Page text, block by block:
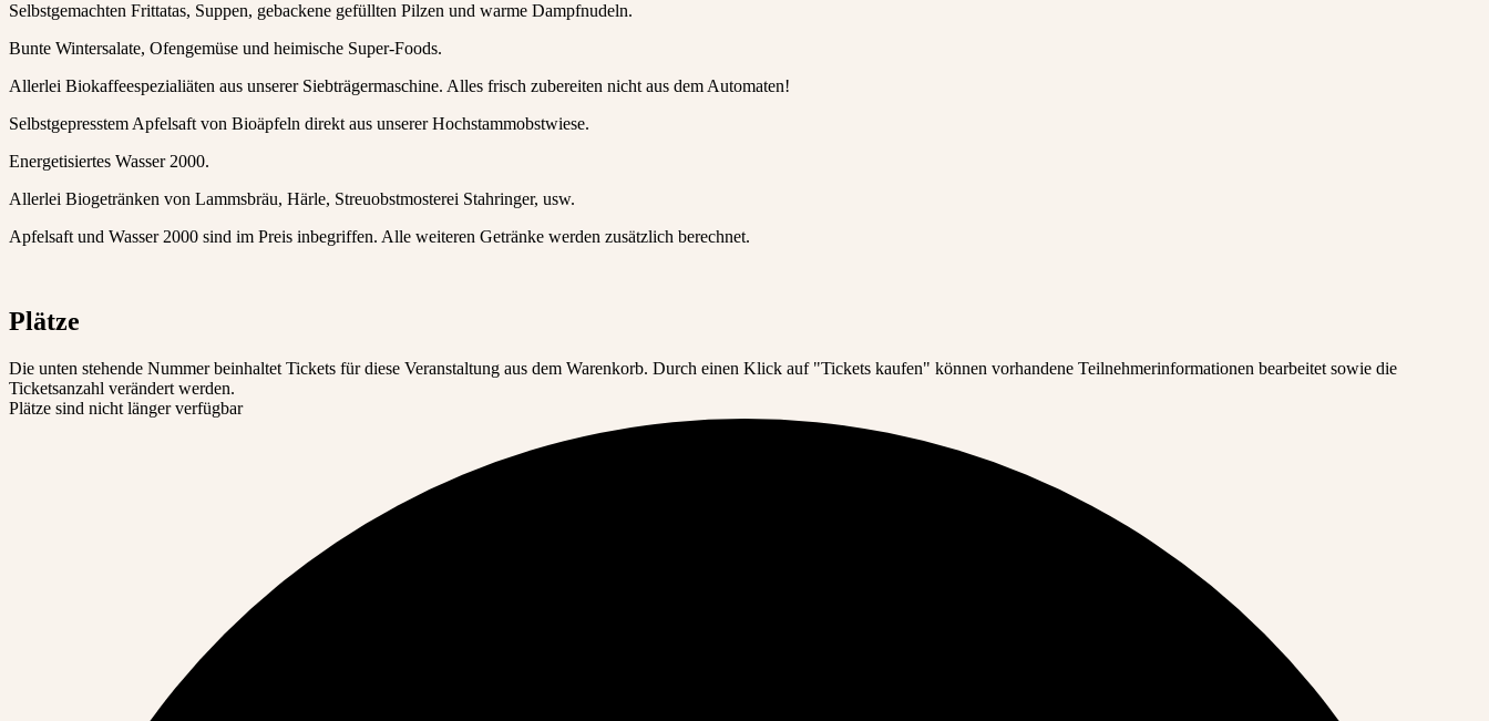
Selbstgemachten Frittatas, Suppen, gebackene gefüllten Pilzen und warme Dampfnudeln.
Bunte Wintersalate, Ofengemüse und heimische Super-Foods.
Allerlei Biokaffeespezialiäten aus unserer Siebträgermaschine. Alles frisch zubereiten nicht aus dem Automaten!
Selbstgepresstem Apfelsaft von Bioäpfeln direkt aus unserer Hochstammobstwiese.
Energetisiertes Wasser 2000.
Allerlei Biogetränken von Lammsbräu, Härle, Streuobstmosterei Stahringer, usw.
Apfelsaft und Wasser 2000 sind im Preis inbegriffen. Alle weiteren Getränke werden zusätzlich berechnet.
Plätze
Die unten stehende Nummer beinhaltet Tickets für diese Veranstaltung aus dem Warenkorb. Durch einen Klick auf "Tickets kaufen" können vorhandene Teilnehmerinformationen bearbeitet sowie die
Ticketsanzahl verändert werden.
Plätze sind nicht länger verfügbar